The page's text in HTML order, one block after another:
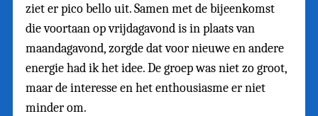
ziet er pico bello uit. Samen met de bijeenkomst
die voortaan op vrijdagavond is in plaats van
maandagavond, zorgde dat voor nieuwe en andere
energie had ik het idee. De groep was niet zo groot,
maar de interesse en het enthousiasme er niet
minder om.